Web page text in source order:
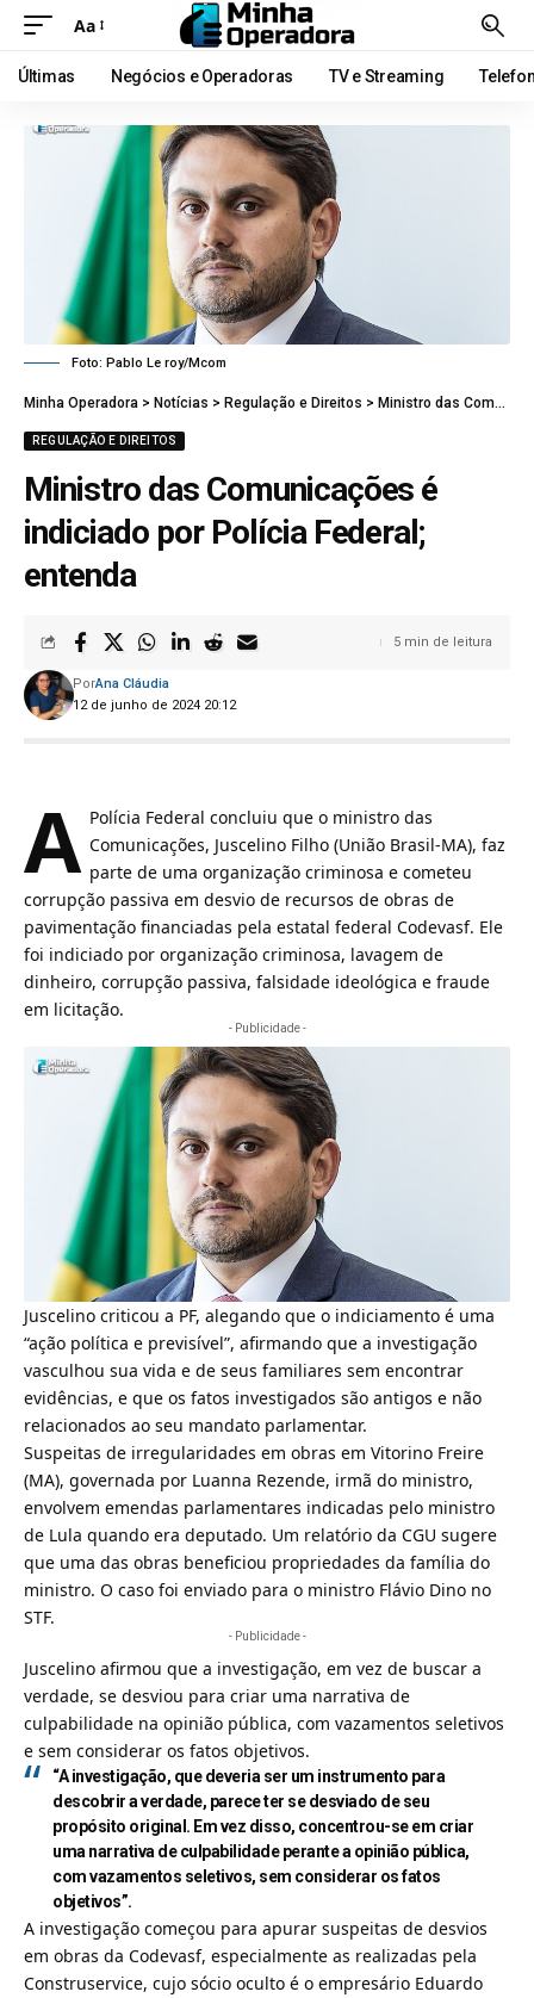
Aa
Últimas Negócios e Operadoras TV e Streaming
Foto: Pablo Le roy/Mcom
Minha Operadora > Notícias > Regulação e Direitos > Ministro das Comunicações é indiciado por Polícia Federal; entenda
REGULAÇÃO E DIREITOS
Ministro das Comunicações é
indiciado por Polícia Federal;
entenda
12 de junho de 2024 20:12
PorAna Cláudia
5 min de leitura
A Polícia Federal concluiu que o ministro das
Comunicações, Juscelino Filho (União Brasil-MA), faz
parte de uma organização criminosa e cometeu
corrupção passiva em desvio de recursos de obras de
pavimentação financiadas pela estatal federal Codevasf. Ele
foi indiciado por organização criminosa, lavagem de
dinheiro, corrupção passiva, falsidade ideológica e fraude
em licitação.
- Publicidade -
Juscelino criticou a PF, alegando que o indiciamento é uma
“ação política e previsível”, afirmando que a investigação
vasculhou sua vida e de seus familiares sem encontrar
evidências, e que os fatos investigados são antigos e não
relacionados ao seu mandato parlamentar.
Suspeitas de irregularidades em obras em Vitorino Freire
(MA), governada por Luanna Rezende, irmã do ministro,
envolvem emendas parlamentares indicadas pelo ministro
de Lula quando era deputado. Um relatório da CGU sugere
que uma das obras beneficiou propriedades da família do
ministro. O caso foi enviado para o ministro Flávio Dino no
STF.
- Publicidade -
Juscelino afirmou que a investigação, em vez de buscar a
verdade, se desviou para criar uma narrativa de
culpabilidade na opinião pública, com vazamentos seletivos
e sem considerar os fatos objetivos.
“A investigação, que deveria ser um instrumento para
descobrir a verdade, parece ter se desviado de seu
propósito original. Em vez disso, concentrou-se em criar
uma narrativa de culpabilidade perante a opinião pública,
com vazamentos seletivos, sem considerar os fatos
objetivos”.
A investigação começou para apurar suspeitas de desvios
em obras da Codevasf, especialmente as realizadas pela
Construservice, cujo sócio oculto é o empresário Eduardo